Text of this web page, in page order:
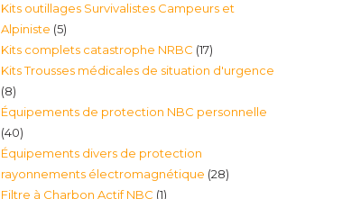
produits
Kits outillages Survivalistes Campeurs et
Alpiniste 55
produits
Kits complets catastrophe NRBC 1717
produits
Kits Trousses médicales de situation d'urgence
88
produits
Équipements de protection NBC personnelle
4040
produits
Équipements divers de protection
rayonnements électromagnétique 2828
Filtre à Charbon Actif NBC 11